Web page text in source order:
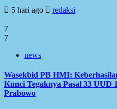
5 hari ago redaksi
7
7
news
Wasekbid PB HMI:
Kunci Tegaknya Pasal 33 UUD
Prabowo